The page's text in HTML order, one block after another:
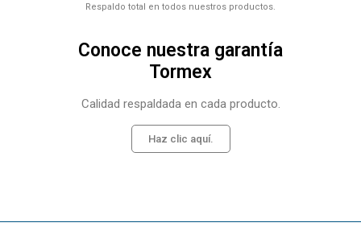
Respaldo total en todos nuestros productos.
Conoce nuestra garantía
Tormex
Calidad respaldada en cada producto.
Haz clic aquí.